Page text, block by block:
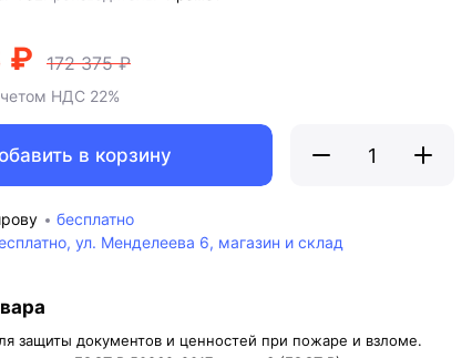
₽ 172 375 ₽
НДС 22%
в корзину
бесплатно
ул. Менделеева 6, магазин и склад
защиты документов и ценностей при пожаре и взломе.